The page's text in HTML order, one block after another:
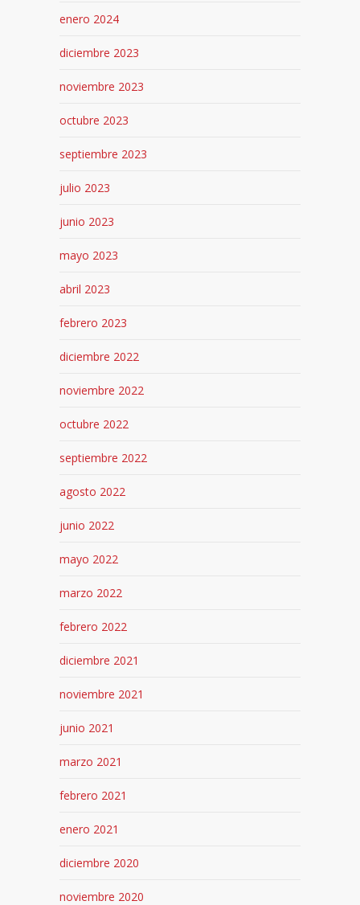
enero 2024
diciembre 2023
noviembre 2023
octubre 2023
septiembre 2023
julio 2023
junio 2023
mayo 2023
abril 2023
febrero 2023
diciembre 2022
noviembre 2022
octubre 2022
septiembre 2022
agosto 2022
junio 2022
mayo 2022
marzo 2022
febrero 2022
diciembre 2021
noviembre 2021
junio 2021
marzo 2021
febrero 2021
enero 2021
diciembre 2020
noviembre 2020